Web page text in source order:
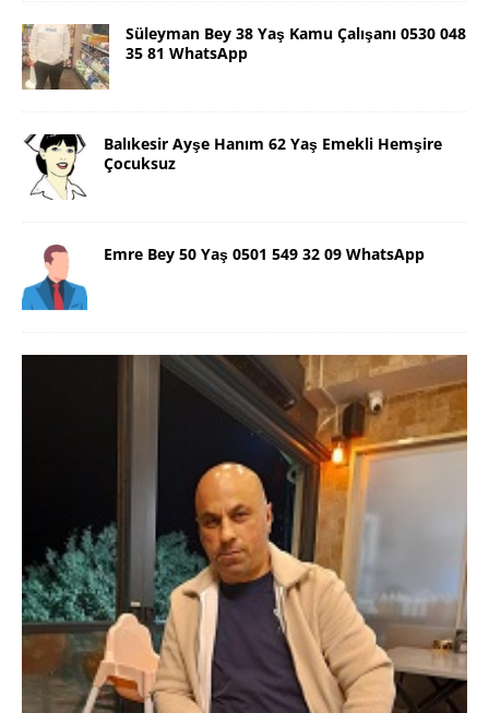
Süleyman Bey 38 Yaş Kamu Çalışanı 0530 048
35 81 WhatsApp
Balıkesir Ayşe Hanım 62 Yaş Emekli Hemşire
Çocuksuz
Emre Bey 50 Yaş 0501 549 32 09 WhatsApp
Danimarka Mustafa Bey 45 Yaş +45
42 48 17 28 WhatsApp
Lütfen Danimarka dışı aramasın. Selam ben
Danimarka’dan Mustafa 45 yaşında, 1.88 boyunda,
98 kiloda, Kumral, ayrılmış bir beyim. Alkol yok.
Sigara var. Maddi sıkıntım yok. [İLAN DETAYLARI>]